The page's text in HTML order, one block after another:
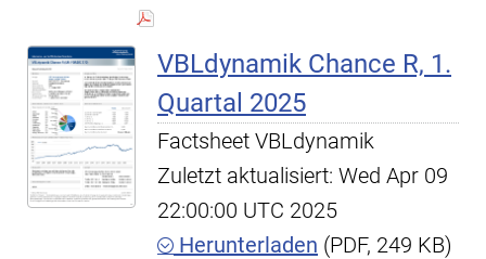
VBLdynamik Chance R, 1.
Quartal 2025
Factsheet VBLdynamik
Zuletzt aktualisiert: Wed Apr 09
22:00:00 UTC 2025
Herunterladen (PDF, 249 KB)